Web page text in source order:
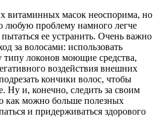
витаминных масок неоспорима, но
проблему намного легче
ее устранить. Очень важно
за волосами: использовать
локонов моющие средства,
воздействия внешних
кончики волос, чтобы
Ну и, конечно, следить за своим
как можно больше полезных
и придерживаться здорового